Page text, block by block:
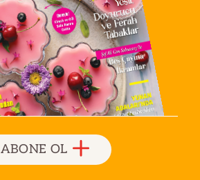
ABONE OL